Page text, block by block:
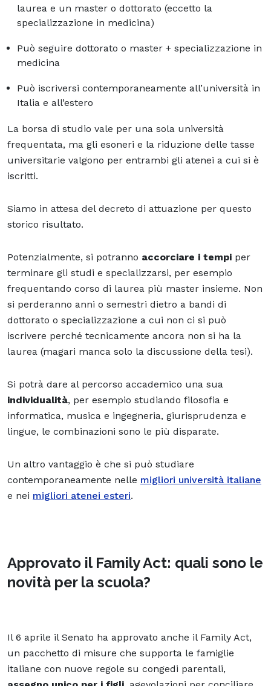
laurea e un master o dottorato (eccetto la
specializzazione in medicina)
Può seguire dottorato o master + specializzazione in
medicina
Può iscriversi contemporaneamente all’università in
Italia e all’estero
La borsa di studio vale per una sola università
frequentata, ma gli esoneri e la riduzione delle tasse
universitarie valgono per entrambi gli atenei a cui si è
iscritti.
Siamo in attesa del decreto di attuazione per questo
storico risultato.
Potenzialmente, si potranno accorciare i tempi per
terminare gli studi e specializzarsi, per esempio
frequentando corso di laurea più master insieme. Non
si perderanno anni o semestri dietro a bandi di
dottorato o specializzazione a cui non ci si può
iscrivere perché tecnicamente ancora non si ha la
laurea (magari manca solo la discussione della tesi).
Si potrà dare al percorso accademico una sua
individualità, per esempio studiando filosofia e
informatica, musica e ingegneria, giurisprudenza e
lingue, le combinazioni sono le più disparate.
Un altro vantaggio è che si può studiare
contemporaneamente nelle migliori università italiane
e nei migliori atenei esteri.
Approvato il Family Act: quali sono le
novità per la scuola?
Il 6 aprile il Senato ha approvato anche il Family Act,
un pacchetto di misure che supporta le famiglie
italiane con nuove regole su congedi parentali,